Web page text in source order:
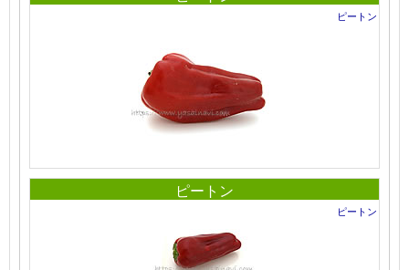
ピートン
ピートン
ピートン